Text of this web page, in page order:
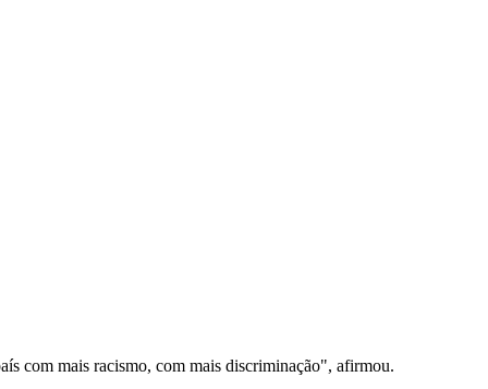
com mais racismo, com mais discriminação", afirmou.